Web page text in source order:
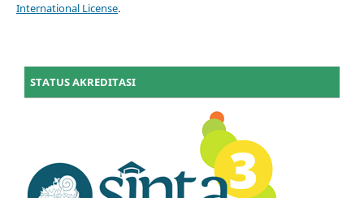
International License.
STATUS AKREDITASI